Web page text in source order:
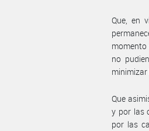
Que, en
momento
no
Que
y por las
por las